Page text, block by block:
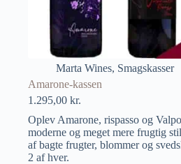
Marta Wines, Smagskasser
Amarone-kassen
1.295,00 kr.
Oplev Amarone, rispasso og
moderne og meget mere frugtig
af bagte frugter, blommer og
2 af hver.